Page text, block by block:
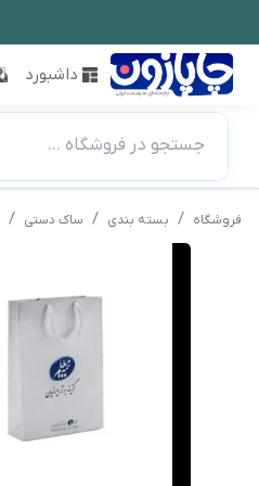
داشبورد
جستجو در فروشگاه ...
فروشگاه بسته بندی ساک دستی